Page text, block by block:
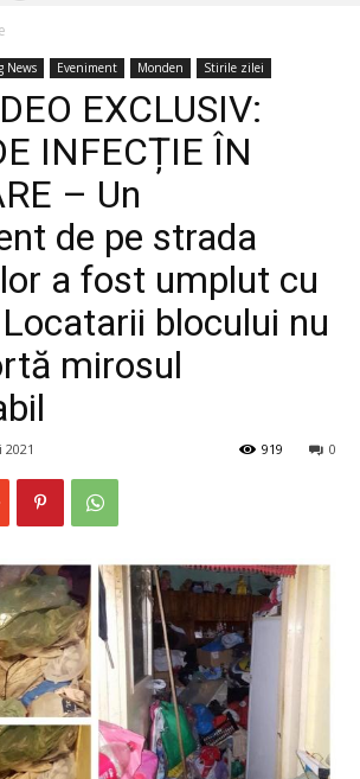
News Eveniment Monden Stirile zilei
EXCLUSIV:
INFECȚIE ÎN
– Un
de pe strada
a fost umplut cu
blocului nu
mirosul
2021 0
919